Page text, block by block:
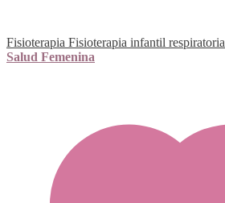
Fisioterapia Fisioterapia infantil respiratoria
Salud Femenina